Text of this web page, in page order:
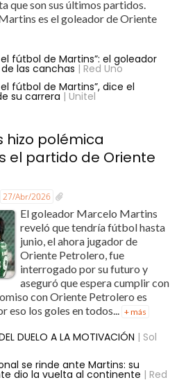
que son sus últimos partidos.
es el goleador de Oriente
fútbol de Martins”: el goleador
las canchas | Red Uno
fútbol de Martins”, dice el
su carrera | Unitel
hizo polémica
el partido de Oriente
27/Abr/2026
El goleador Marcelo Martins
reveló que tendría fútbol hasta
junio, el ahora jugador de
Oriente Petrolero, fue
interrogado por su futuro y
aseguró que espera cumplir con
con Oriente Petrolero es
eso los goles en todos...
+ más
DUELO A LA MOTIVACIÓN | Sol
se rinde ante Martins: su
dio la vuelta al continente | Red